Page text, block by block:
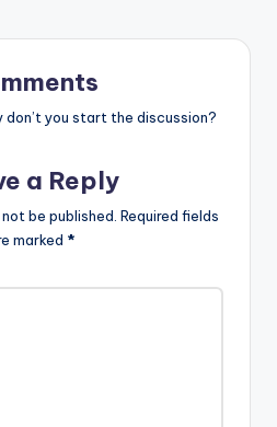
don’t you start the discussion?
a Reply
be published. Required fields
marked *